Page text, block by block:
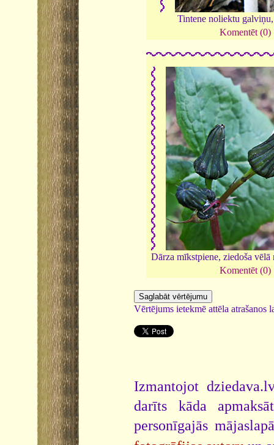
Tintene noliektu
Komentēt (0)
Dārza mīkstpiene, ziedoša
Komentēt (0)
Vērtējums ietekmē attēla atrašanos
Izmantojot
darīts kāda
personīgajās